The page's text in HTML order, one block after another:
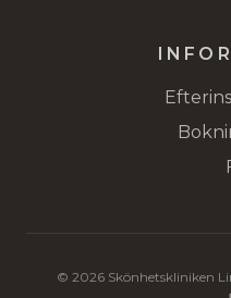
© 2026Skönhetskliniken